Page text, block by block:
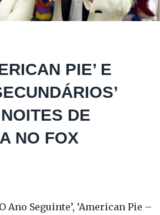
PIE’ E
DE
NO FOX
Ano Seguinte’, ‘American Pie –